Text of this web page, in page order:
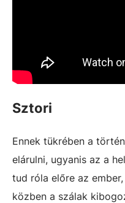
Sztori
Ennek tükrében a
elárulni, ugyanis az a
tud róla előre az
közben a szálak